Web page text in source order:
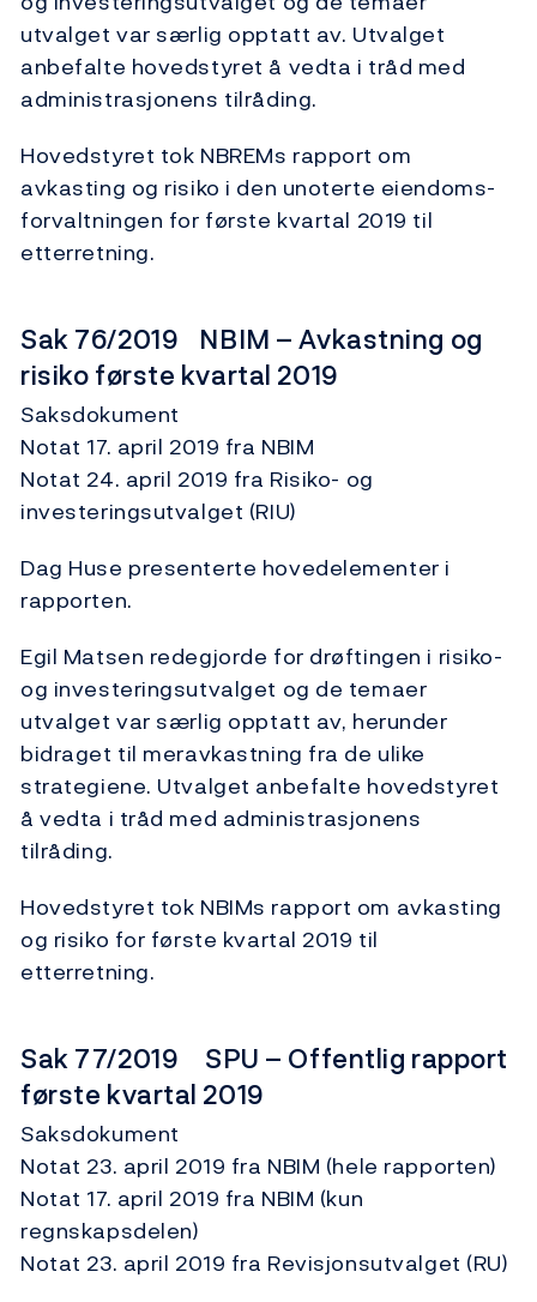
utvalget var særlig opptatt av. Utvalget
anbefalte hovedstyret å vedta i tråd med
administrasjonens tilråding.
Hovedstyret tok NBREMs rapport om
avkasting og risiko i den unoterte eiendoms­
forvaltningen for første kvartal 2019 til
etterretning.
Sak 76/2019 NBIM – Avkastning og
risiko første kvartal 2019
Saksdokument
Notat 17. april 2019 fra NBIM
Notat 24. april 2019 fra Risiko- og
investeringsutvalget (RIU)
Dag Huse presenterte hovedelementer i
rapporten.
Egil Matsen redegjorde for drøftingen i risiko-
og investeringsutvalget og de temaer
utvalget var særlig opptatt av, herunder
bidraget til meravkastning fra de ulike
strategiene. Utvalget anbefalte hovedstyret
å vedta i tråd med administrasjonens
tilråding.
Hovedstyret tok NBIMs rapport om avkasting
og risiko for første kvartal 2019 til
etterretning.
Sak 77/2019 SPU – Offentlig rapport
første kvartal 2019
Saksdokument
Notat 23. april 2019 fra NBIM (hele rapporten)
Notat 17. april 2019 fra NBIM (kun
regnskapsdelen)
Notat 23. april 2019 fra Revisjonsutvalget (RU)